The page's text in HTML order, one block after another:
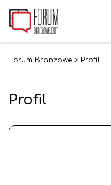
Forum Branżowe > Profil
Profil